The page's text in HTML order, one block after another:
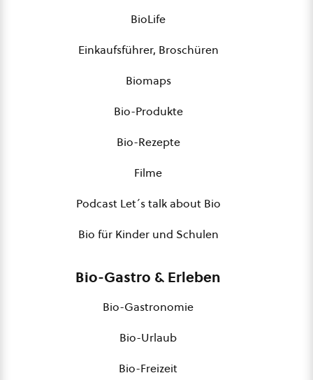
BioLife
Einkaufsführer, Broschüren
Biomaps
Bio-Produkte
Bio-Rezepte
Filme
Podcast Let´s talk about Bio
Bio für Kinder und Schulen
Bio-Gastro & Erleben
Bio-Gastronomie
Bio-Urlaub
Bio-Freizeit